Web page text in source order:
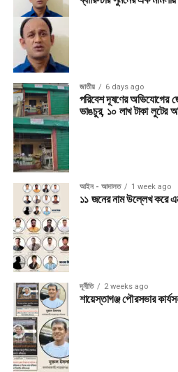
জাতীয় 6 days ago
পরিবেশ দূষণের অভিযোগের
ভাঙচুর, ১০ লাখ টাকা লুটের
আইন - আদালত 1 week ago
১১ জনের নাম উল্লেখ করে
দূর্নীতি 2 weeks ago
শায়েস্তাগঞ্জ পৌরসভার